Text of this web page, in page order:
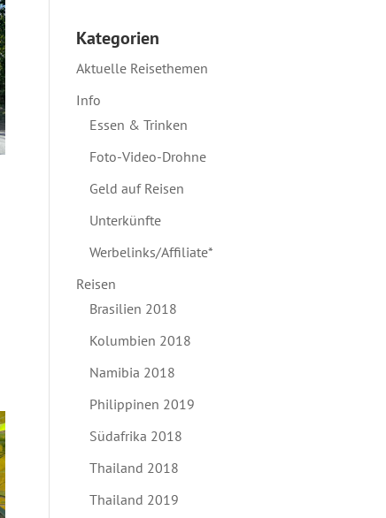
Kategorien
Aktuelle Reisethemen
Info
Essen & Trinken
Foto-Video-Drohne
Geld auf Reisen
Unterkünfte
Werbelinks/Affiliate*
Reisen
Brasilien 2018
Kolumbien 2018
Namibia 2018
Philippinen 2019
Südafrika 2018
Thailand 2018
Thailand 2019